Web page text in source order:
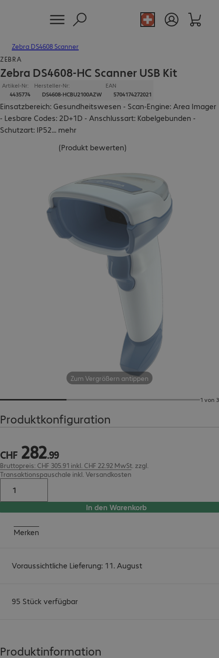
Zebra DS4608 Scanner
Zum Vergrößern antippen
1 von 3
ZEBRA
Zebra DS4608-HC Scanner USB Kit
Artikel-Nr:
4435774
Hersteller-Nr:
DS4608-HCBU2100AZW
EAN
5704174272021
Einsatzbereich: Gesundheitswesen - Scan-Engine: Area Imager
- Lesbare Codes: 2D+1D - Anschlussart: Kabelgebunden -
Schutzart: IP52... mehr
(Produkt bewerten)
Produktkonfiguration
CHF 282.99
CHF 282.99
Bruttopreis: CHF 305.91 inkl. CHF 22.92 MwSt. zzgl.
Transaktionspauschale inkl. Versandkosten
In den Warenkorb
Merken
Voraussichtliche Lieferung: 11. August
95 Stück verfügbar
Produktinformation